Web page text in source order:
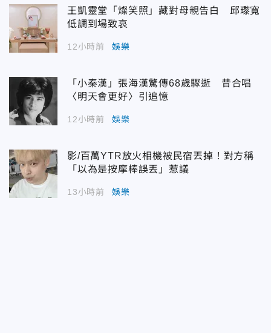
王凱靈堂「燦笑照」藏對母親告白 邱瓈寬
低調到場致哀
12小時前 娛樂
「小秦漢」張海漢驚傳68歲驟逝 昔合唱
〈明天會更好〉引追憶
12小時前 娛樂
影/百萬YTR放火相機被民宿丟掉！對方稱
「以為是按摩棒誤丟」惹議
13小時前 娛樂